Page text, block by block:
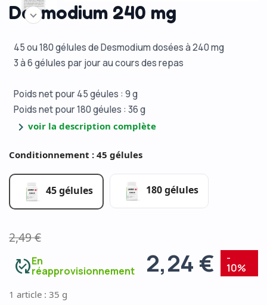
Desmodium 240 mg
45 ou 180 gélules de Desmodium dosées à 240 mg
3 à 6 gélules par jour au cours des repas
Poids net pour 45 géules : 9 g
Poids net pour 180 géules : 36 g
chevron_right voir la description complète
Conditionnement : 45 gélules
45 gélules 180 gélules
2,49 €
published_with_changesEn
réapprovisionnement 2,24 € -
10%
1 article : 35 g